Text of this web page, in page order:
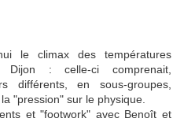
le climax des températures
: celle-ci comprenait,
différents, en sous-groupes,
"pression" sur le physique.
et "footwork" avec Benoît et